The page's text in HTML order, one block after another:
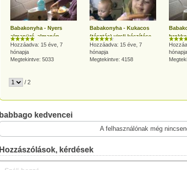
Babakonyha - Nyers
almapüré, almapép
készítése
Hozzáadva: 15 éve, 7
hónapja
Megtekintve: 5033
Babakonyha - Kukacos
(tésztás) virsli készítése
Hozzáadva: 15 éve, 7
hónapja
Megtekintve: 4158
hónapja
/ 2
babbago kedvencei
A felhasználónak még
Hozzászólások, kérdések